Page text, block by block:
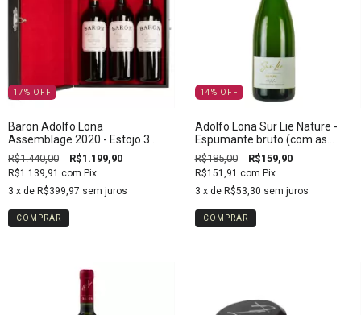
17% OFF
Baron Adolfo Lona
Assemblage 2020 - Estojo 3
Garrafas
R$1.440,00 R$1.199,90
R$1.139,91 com Pix
3 x de R$399,97 sem juros
14% OFF
Adolfo Lona Sur Lie Nature -
Espumante bruto (com as
borras)
R$185,00 R$159,90
R$151,91 com Pix
3 x de R$53,30 sem juros